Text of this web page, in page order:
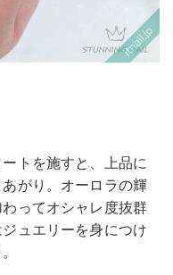
トを施すと、上品に
がり。オーロラの輝
ってオシャレ度抜群
ュエリーを身につけ